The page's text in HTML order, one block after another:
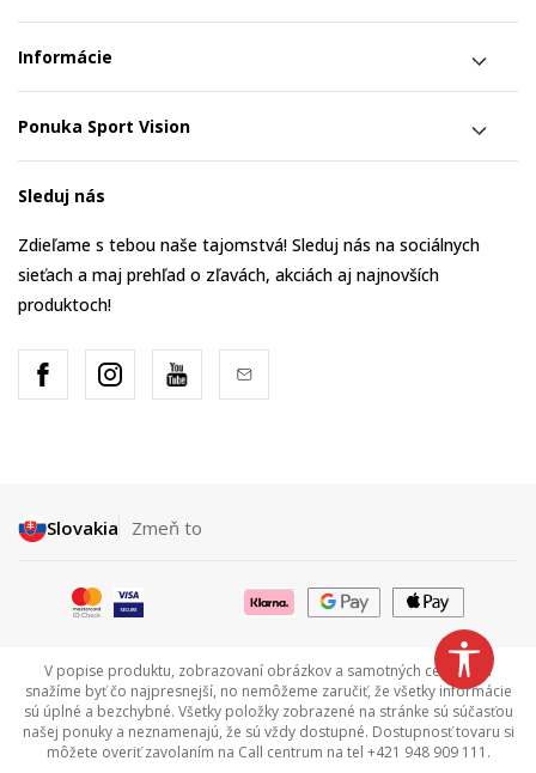
Informácie
Ponuka Sport Vision
Sleduj nás
Zdieľame s tebou naše tajomstvá! Sleduj nás na sociálnych
sieťach a maj prehľad o zľavách, akciách aj najnovších
produktoch!
Slovakia Zmeň to
V popise produktu, zobrazovaní obrázkov a samotných cenách sa
snažíme byť čo najpresnejší, no nemôžeme zaručiť, že všetky informácie
sú úplné a bezchybné. Všetky položky zobrazené na stránke sú súčasťou
našej ponuky a neznamenajú, že sú vždy dostupné. Dostupnosť tovaru si
môžete overiť zavolaním na Call centrum na tel +421 948 909 111.